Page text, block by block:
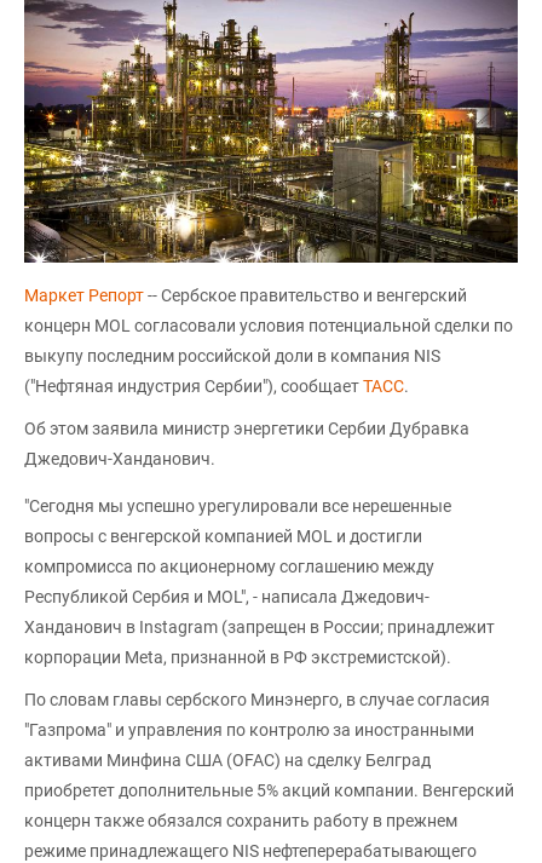
Маркет Репорт-- Сербское правительство и венгерский
концерн MOL согласовали условия потенциальной сделки по
выкупу последним российской доли в компания NIS
("Нефтяная индустрия Сербии"), сообщаетТАСС.
Об этом заявила министр энергетики Сербии Дубравка
Джедович-Ханданович.
"Сегодня мы успешно урегулировали все нерешенные
вопросы с венгерской компанией MOL и достигли
компромисса по акционерному соглашению между
Республикой Сербия и MOL", - написала Джедович-
Ханданович в Instagram (запрещен в России; принадлежит
корпорации Meta, признанной в РФ экстремистской).
По словам главы сербского Минэнерго, в случае согласия
"Газпрома" и управления по контролю за иностранными
активами Минфина США (OFAC) на сделку Белград
приобретет дополнительные 5% акций компании. Венгерский
концерн также обязался сохранить работу в прежнем
режиме принадлежащего NIS нефтеперерабатывающего